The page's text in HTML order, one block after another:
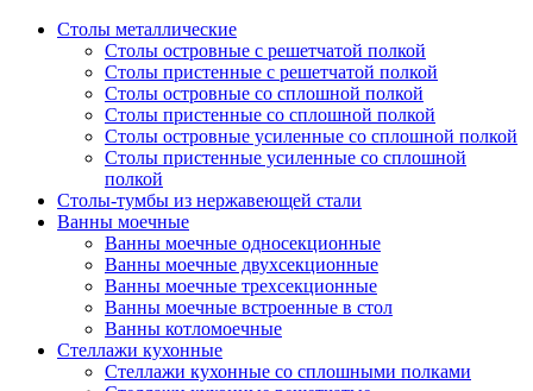
Столы металлические
Столы островные с решетчатой полкой
Столы пристенные с решетчатой полкой
Столы островные со сплошной полкой
Столы пристенные со сплошной полкой
Столы островные усиленные со сплошной полкой
Столы пристенные усиленные со сплошной
полкой
Столы-тумбы из нержавеющей стали
Ванны моечные
Ванны моечные односекционные
Ванны моечные двухсекционные
Ванны моечные трехсекционные
Ванны моечные встроенные в стол
Ванны котломоечные
Стеллажи кухонные
Стеллажи кухонные со сплошными полками